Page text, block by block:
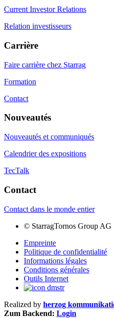
Current Investor Relations
Relation investisseurs
Carrière
Faire carrière chez Starrag
Formation
Contact
Nouveautés
Nouveautés et communiqués
Calendrier des expositions
TecTalk
Contact
Contact dans le monde entier
© StarragTornos Group AG
Empreinte
Politique de confidentialité
Informations légales
Conditions générales
Outils Internet
Realized by herzog
Zum Backend: Login